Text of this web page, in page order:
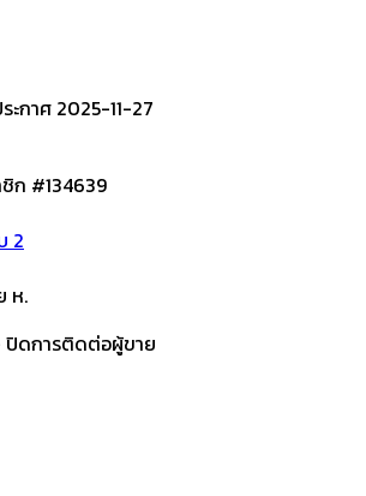
ะกาศ 2025-11-27
ก #134639
2
ห.
ดการติดต่อผู้ขาย